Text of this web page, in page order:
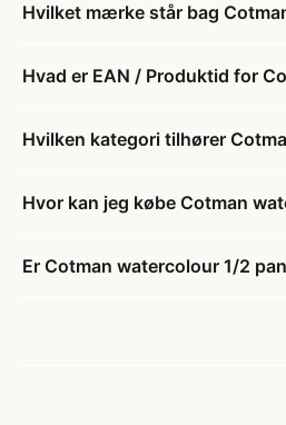
Hvilket mærke står bag
Hvad er EAN / Produktid for
Hvilken kategori tilhører
Hvor kan jeg købe Cotman
Er Cotman watercolour 1/2